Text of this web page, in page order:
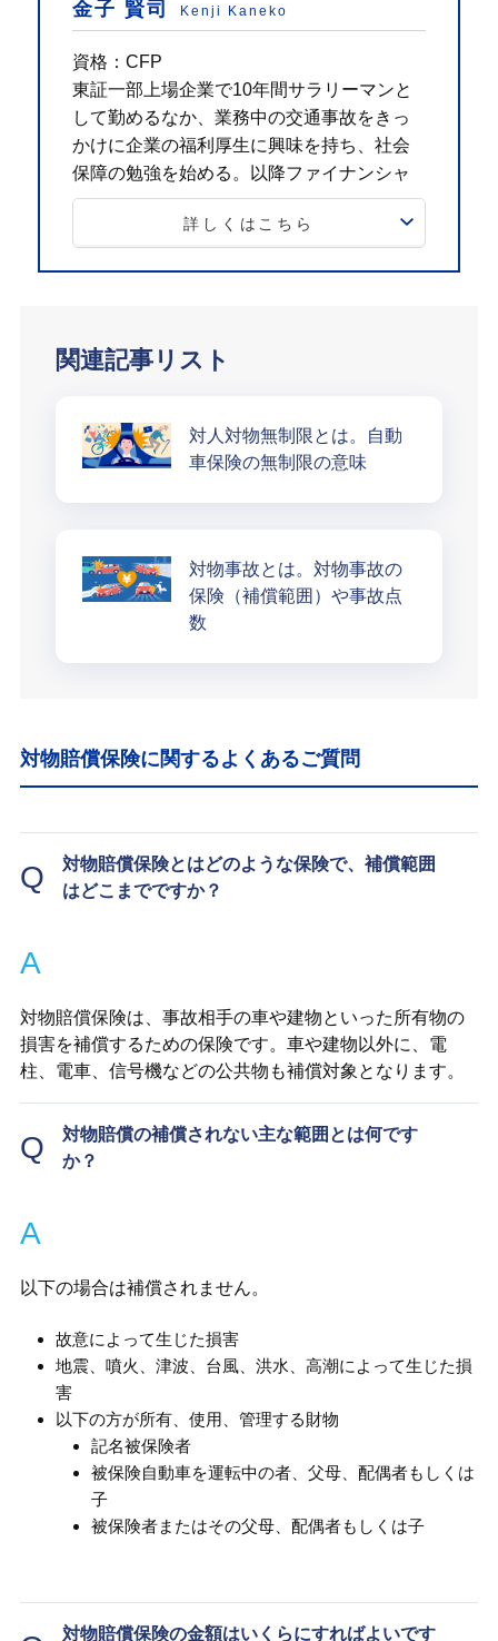
金子 賢司 Kenji Kaneko
資格：CFP
東証一部上場企業で10年間サラリーマンと
して勤めるなか、業務中の交通事故をきっ
かけに企業の福利厚生に興味を持ち、社会
保障の勉強を始める。以降ファイナンシャ
ルプランナーとして活動し、個人・法人の
お金に関する相談、北海道のテレビ番組の
詳しくはこちら
関連記事リスト
対人対物無制限とは。自動
車保険の無制限の意味
対物事故とは。対物事故の
保険（補償範囲）や事故点
数
対物賠償保険に関するよくあるご質問
Q
対物賠償保険とはどのような保険で、補償範囲
はどこまでですか？
A
対物賠償保険は、事故相手の車や建物といった所有物の
損害を補償するための保険です。車や建物以外に、電
柱、電車、信号機などの公共物も補償対象となります。
Q
対物賠償の補償されない主な範囲とは何です
か？
A
以下の場合は補償されません。
故意によって生じた損害
地震、噴火、津波、台風、洪水、高潮によって生じた損
害
以下の方が所有、使用、管理する財物
記名被保険者
被保険自動車を運転中の者、父母、配偶者もしくは
子
被保険者またはその父母、配偶者もしくは子
対物賠償保険の金額はいくらにすればよいです